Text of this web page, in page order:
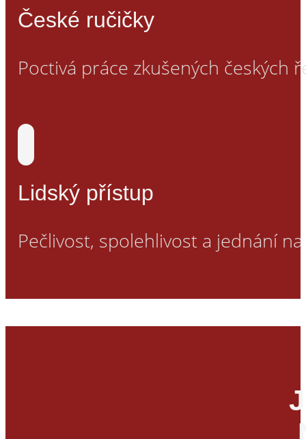
České ručičky
Poctivá práce zkušených českých
Lidský přístup
Pečlivost, spolehlivost a jednání